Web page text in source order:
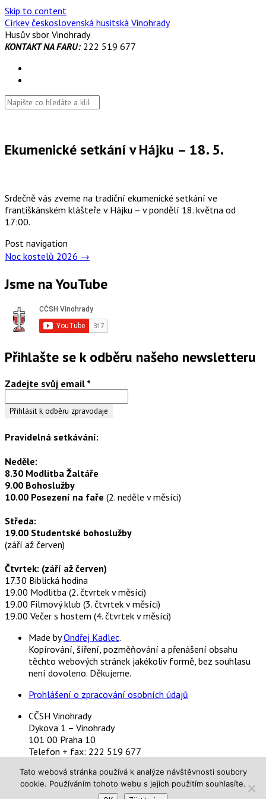
Skip to content
Církev československá husitská Vinohrady
Husův sbor Vinohrady
KONTAKT NA FARU:222 519 677
Ekumenické setkání v Hájku – 18. 5.
Srdečně vás zveme na tradiční ekumenické setkání ve
františkánském klášteře v Hájku – v pondělí 18. května od
17:00.
Post navigation
Noc kostelů 2026 →
Jsme na YouTube
Přihlašte se k odběru našeho newsletteru
Zadejte svůj email *
Pravidelná setkávání:
Neděle:
8.30 Modlitba Žaltáře
9.00 Bohoslužby
10.00 Posezení na faře (2. neděle v měsíci)
Středa:
19.00 Studentské bohoslužby
(září až červen)
Čtvrtek: (září až červen)
17.30 Biblická hodina
19.00 Modlitba (2. čtvrtek v měsíci)
19.00 Filmový klub (3. čtvrtek v měsíci)
19.00 Večer s hostem (4. čtvrtek v měsíci)
Made byOndřej Kadlec.
Kopírování, šíření, pozměňování a přenášení obsahu
těchto webových stránek jakékoliv formě, bez souhlasu
není dovoleno. Děkujeme.
Prohlášení o zpracování osobních údajů
CČSH Vinohrady
Dykova 1 – Vinohrady
101 00 Praha 10
Telefon + fax: 222 519 677
Bankovní spojení:
č.ú. 2202056423/2010
Tato webová stránka používá k analýze návštěvnosti soubory
cookie. Používáním tohoto webu s jejich použitím souhlasíte.